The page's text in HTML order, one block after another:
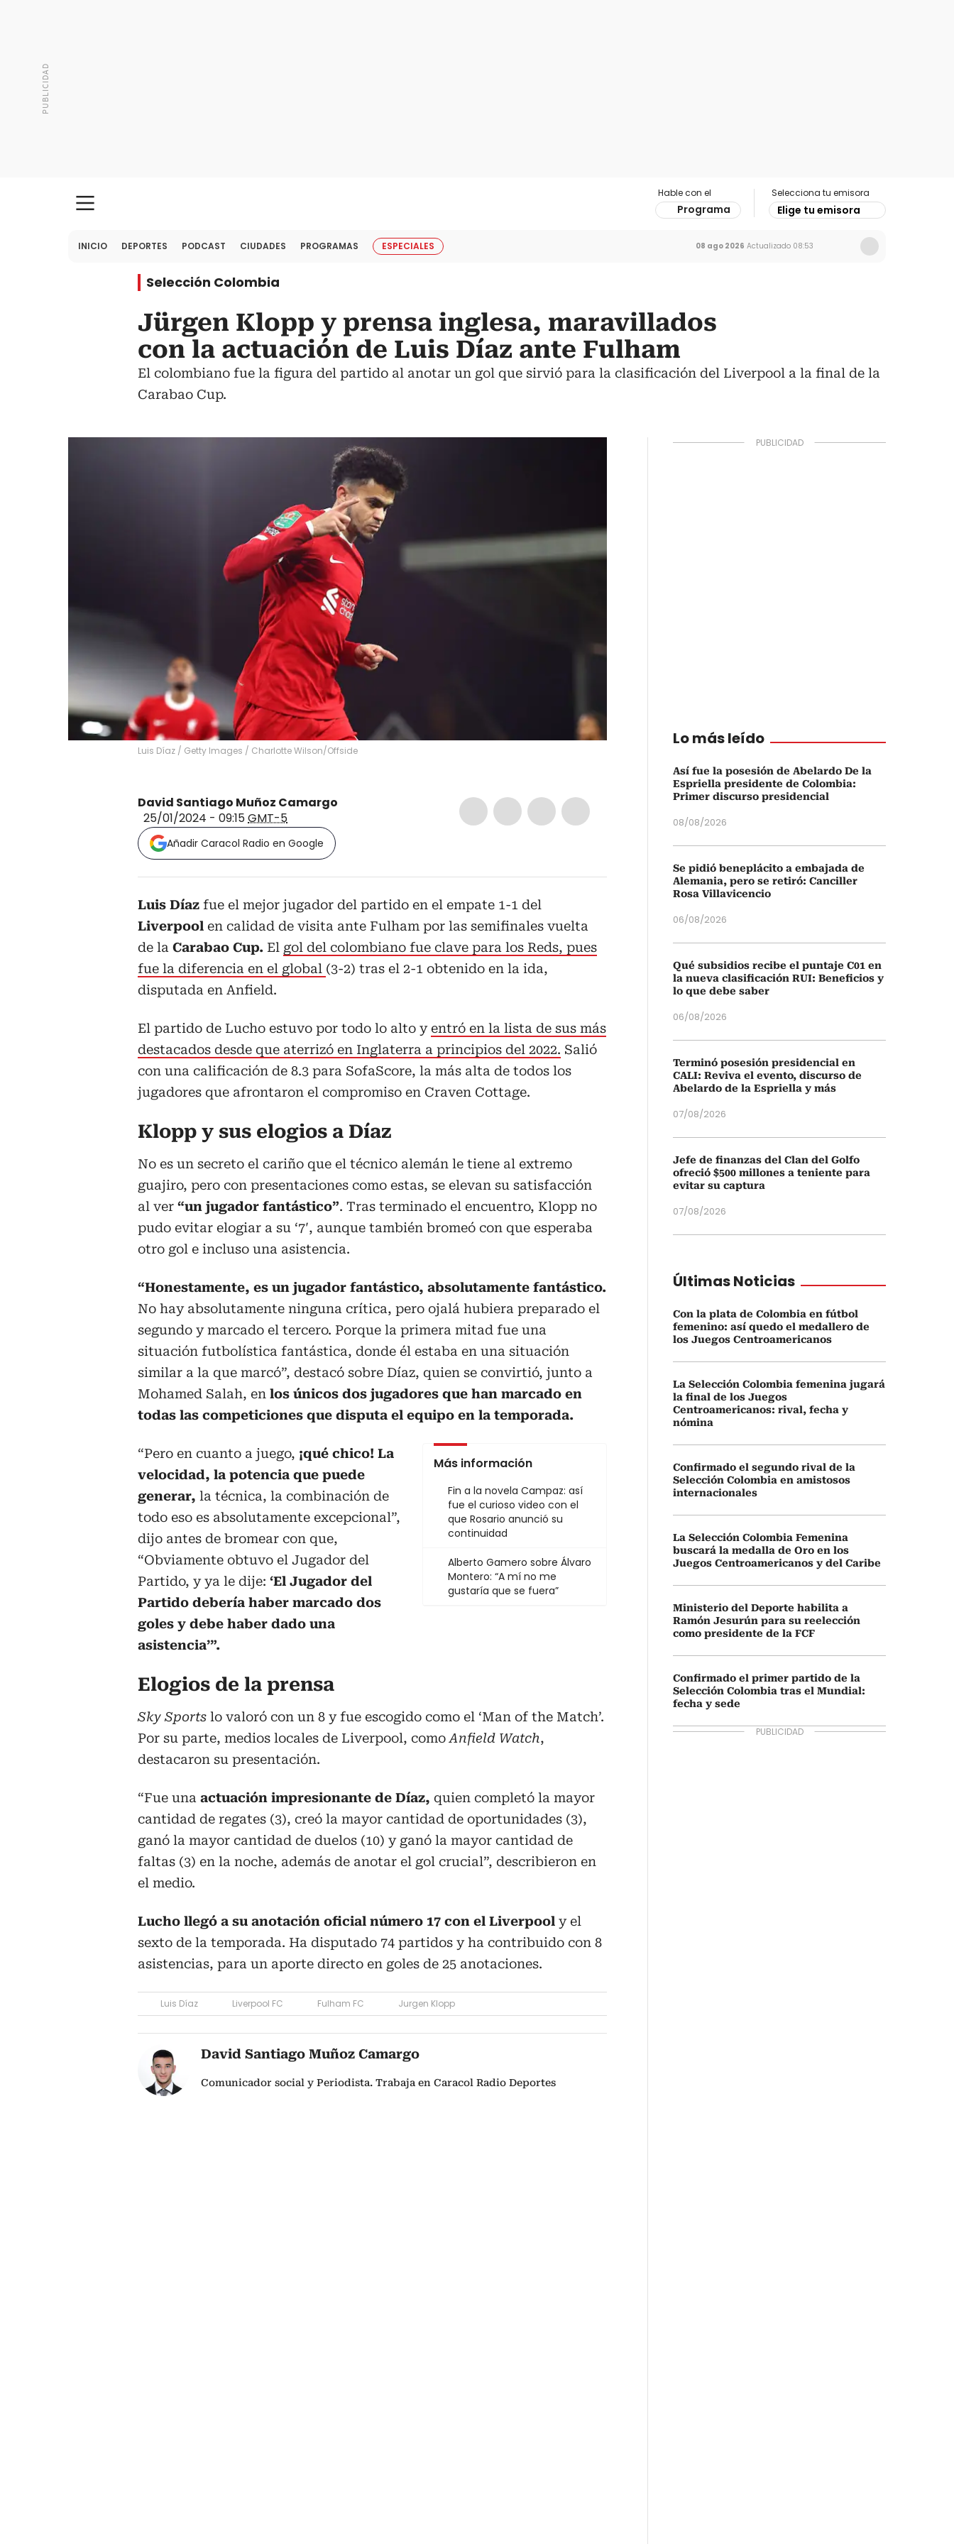
Hable con el
Programa
Selecciona tu emisora
Elige tu emisora
INICIO DEPORTES PODCAST CIUDADES PROGRAMAS ESPECIALES 08 ago 2026 Actualizado 08:53
Selección Colombia
Jürgen Klopp y prensa inglesa, maravillados
con la actuación de Luis Díaz ante Fulham
El colombiano fue la figura del partido al anotar un gol que sirvió para la clasificación del Liverpool a la final de la
Carabao Cup.
Luis Díaz / Getty Images / Charlotte Wilson/Offside
David Santiago Muñoz Camargo
25/01/2024 - 09:15GMT-5
Añadir Caracol Radio en Google
Luis Díaz fue el mejor jugador del partido en el empate 1-1 del
Liverpool en calidad de visita ante Fulham por las semifinales vuelta
de la Carabao Cup. El gol del colombiano fue clave para los Reds, pues
fue la diferencia en el global (3-2) tras el 2-1 obtenido en la ida,
disputada en Anfield.
El partido de Lucho estuvo por todo lo alto yentró en la lista de sus más
destacados desde que aterrizó en Inglaterra a principios del 2022. Salió
con una calificación de 8.3 para SofaScore, la más alta de todos los
jugadores que afrontaron el compromiso en Craven Cottage.
Klopp y sus elogios a Díaz
No es un secreto el cariño que el técnico alemán le tiene al extremo
guajiro, pero con presentaciones como estas, se elevan su satisfacción
al ver “un jugador fantástico”. Tras terminado el encuentro, Klopp no
pudo evitar elogiar a su ‘7′, aunque también bromeó con que esperaba
otro gol e incluso una asistencia.
“Honestamente, es un jugador fantástico, absolutamente fantástico.
No hay absolutamente ninguna crítica, pero ojalá hubiera preparado el
segundo y marcado el tercero. Porque la primera mitad fue una
situación futbolística fantástica, donde él estaba en una situación
similar a la que marcó”, destacó sobre Díaz, quien se convirtió, junto a
Mohamed Salah, en los únicos dos jugadores que han marcado en
todas las competiciones que disputa el equipo en la temporada.
Más información
Fin a la novela Campaz: así
fue el curioso video con el
que Rosario anunció su
continuidad
Alberto Gamero sobre Álvaro
Montero: “A mí no me
gustaría que se fuera”
“Pero en cuanto a juego, ¡qué chico! La
velocidad, la potencia que puede
generar, la técnica, la combinación de
todo eso es absolutamente excepcional”,
dijo antes de bromear con que,
“Obviamente obtuvo el Jugador del
Partido, y ya le dije: ‘El Jugador del
Partido debería haber marcado dos
goles y debe haber dado una
asistencia’”.
Elogios de la prensa
Sky Sports lo valoró con un 8 y fue escogido como el ‘Man of the Match’.
Por su parte, medios locales de Liverpool, como Anfield Watch,
destacaron su presentación.
“Fue una actuación impresionante de Díaz, quien completó la mayor
cantidad de regates (3), creó la mayor cantidad de oportunidades (3),
ganó la mayor cantidad de duelos (10) y ganó la mayor cantidad de
faltas (3) en la noche, además de anotar el gol crucial”, describieron en
el medio.
Lucho llegó a su anotación oficial número 17 con el Liverpool y el
sexto de la temporada. Ha disputado 74 partidos y ha contribuido con 8
asistencias, para un aporte directo en goles de 25 anotaciones.
Luis Díaz Liverpool FC Fulham FC Jurgen Klopp
David Santiago Muñoz Camargo
Comunicador social y Periodista. Trabaja en Caracol Radio Deportes
Lo más leído
Así fue la posesión de Abelardo De la
Espriella presidente de Colombia:
Primer discurso presidencial
08/08/2026
Se pidió beneplácito a embajada de
Alemania, pero se retiró: Canciller
Rosa Villavicencio
06/08/2026
Qué subsidios recibe el puntaje C01 en
la nueva clasificación RUI: Beneficios y
lo que debe saber
06/08/2026
Terminó posesión presidencial en
CALI: Reviva el evento, discurso de
Abelardo de la Espriella y más
07/08/2026
Jefe de finanzas del Clan del Golfo
ofreció $500 millones a teniente para
evitar su captura
07/08/2026
Últimas Noticias
Con la plata de Colombia en fútbol
femenino: así quedo el medallero de
los Juegos Centroamericanos
La Selección Colombia femenina jugará
la final de los Juegos
Centroamericanos: rival, fecha y
nómina
Confirmado el segundo rival de la
Selección Colombia en amistosos
internacionales
La Selección Colombia Femenina
buscará la medalla de Oro en los
Juegos Centroamericanos y del Caribe
Ministerio del Deporte habilita a
Ramón Jesurún para su reelección
como presidente de la FCF
Confirmado el primer partido de la
Selección Colombia tras el Mundial:
fecha y sede